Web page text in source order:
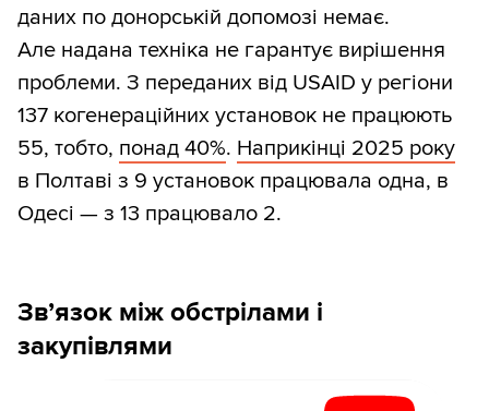
даних по донорській допомозі немає.
Але надана техніка не гарантує вирішення
проблеми. З переданих від USAID у регіони
137 когенераційних установок не працюють
55, тобто, понад 40%. Наприкінці 2025 року
в Полтаві з 9 установок працювала одна, в
Одесі — з 13 працювало 2.
Зв’язок між обстрілами і
закупівлями